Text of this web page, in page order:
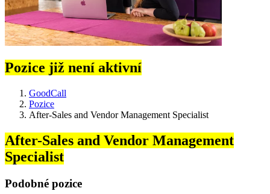
Pozice již není aktivní
GoodCall
Pozice
After-Sales and Vendor Management Specialist
After-Sales and Vendor Management
Specialist
Podobné pozice